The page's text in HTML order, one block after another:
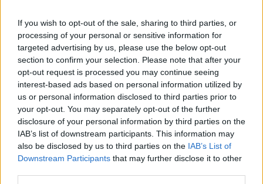
If you wish to opt-out of the sale, sharing to third parties, or
processing of your personal or sensitive information for
targeted advertising by us, please use the below opt-out
section to confirm your selection. Please note that after your
opt-out request is processed you may continue seeing
interest-based ads based on personal information utilized by
us or personal information disclosed to third parties prior to
your opt-out. You may separately opt-out of the further
disclosure of your personal information by third parties on the
IAB’s list of downstream participants. This information may
also be disclosed by us to third parties on the IAB’s List of
Downstream Participants that may further disclose it to other
nim wiecej sie wypowiedzieć. Będę wdzięczna
za wszelkie informacje
Pytanie
Wczoraj 28.06) przez pomyłkę usunęłam krążek
antykoncepcyjny po 14 dniach. Prawidłowo
powinnam usunąć go dopiero 05 lipca, a nie
wczoraj. Pomyliłam się. wczoraj odbyłam
stosunek z mężem. Kupiłam w Turcji
tabletki”dzień po” (ella 30mg) i je użyłam. Nie
mam kolejnego krążka. do polski wrócę dopiero
w sobotę. powinnam zrobić teraz 7 dni przerwy i
włożyć nowy krążek w następną niedzielę? Czy
to będzie ok?
Forum:Ginekologia - specjalista radzi, dla
pacjentki